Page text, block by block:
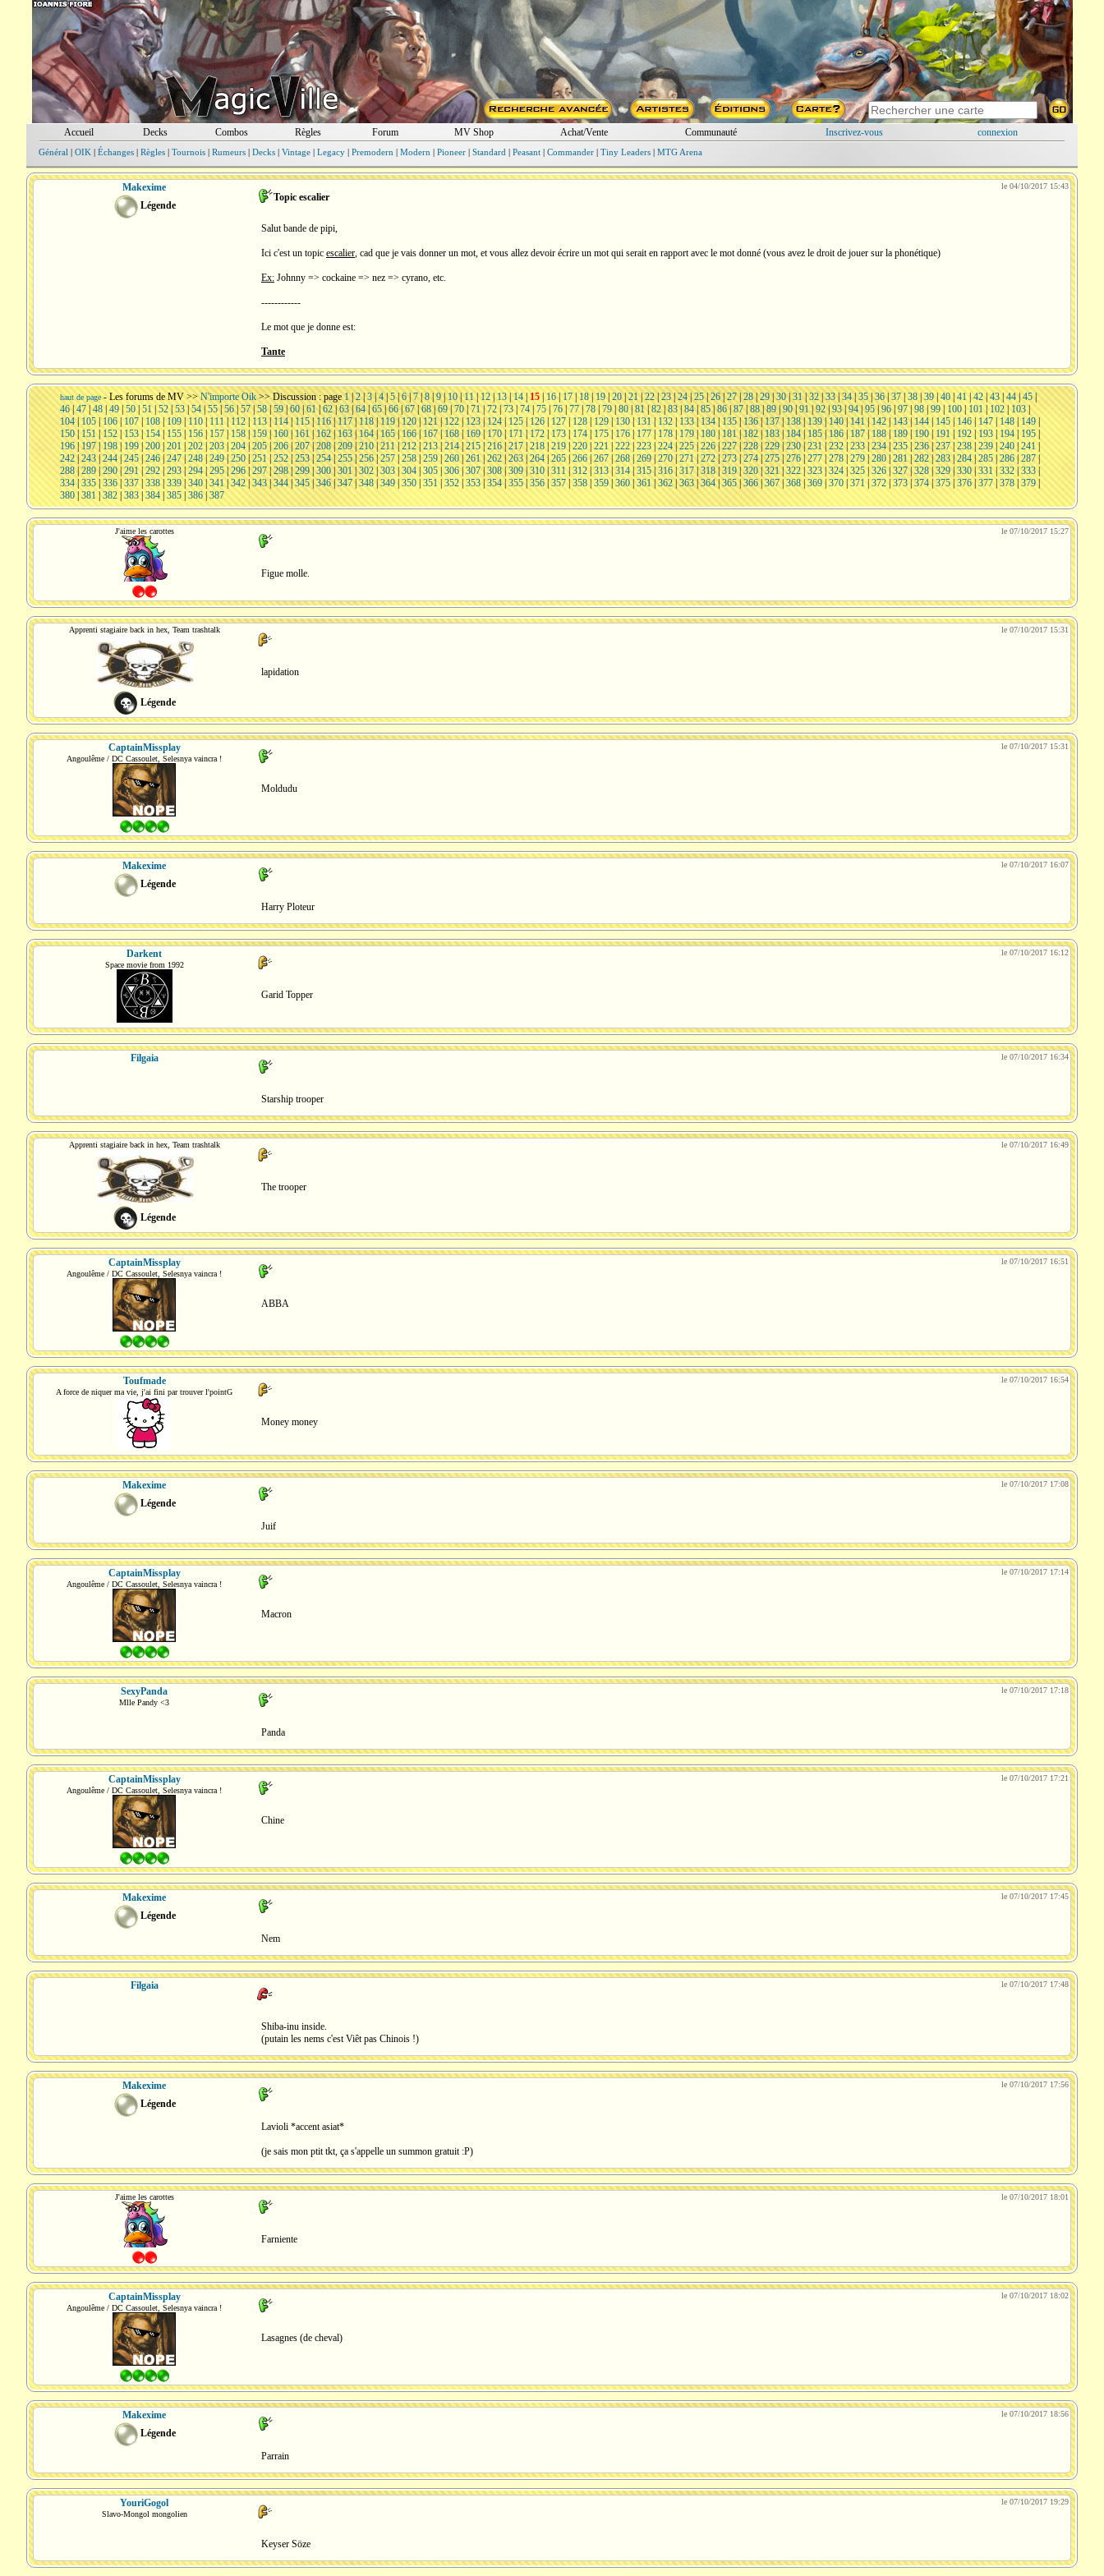
Accueil Decks Combos Règles Forum MV Shop Achat/Vente Communauté Inscrivez-vous connexion
Général | OIK | Échanges| Règles| Tournois| Rumeurs| Decks| Vintage| Legacy| Premodern | Modern | Pioneer| Standard | Peasant| Commander| Tiny Leaders| MTG Arena
Makexime
Légende
Topic escalier
le 04/10/2017 15:43
Salut bande de pipi,
Ici c'est un topic escalier, cad que je vais donner un mot, et vous allez devoir écrire un mot qui serait en rapport avec le mot donné (vous avez le droit de jouer sur la phonétique)
Ex: Johnny => cockaine => nez => cyrano, etc.
------------
Le mot que je donne est:
Tante
haut de page- Les forums de MV>> N'importe Oik>> Discussion : page 1|2|3|4|5|6|7| 8| 9|10|11| 12| 13|14| 15|16| 17| 18| 19|20| 21|22|23| 24|25|26|27|28|29|30| 31|32| 33|34| 35|36| 37| 38| 39|40| 41|42|43|44| 45|
46|47|48|49|50| 51|52|53|54|55|56|57|58|59|60|61| 62|63|64|65|66|67|68|69|70|71|72| 73|74| 75|76|77| 78| 79|80|81|82|83|84|85|86|87|88|89|90|91|92|93|94|95|96|97|98|99|100| 101|102| 103|
104| 105| 106| 107| 108| 109|110| 111| 112| 113| 114| 115| 116| 117|118| 119|120| 121| 122|123| 124| 125| 126| 127| 128| 129| 130|131|132| 133| 134| 135| 136| 137|138| 139|140| 141| 142| 143| 144| 145| 146| 147| 148| 149|
150| 151| 152| 153|154| 155| 156| 157| 158| 159| 160| 161|162| 163|164| 165|166| 167| 168| 169| 170| 171| 172| 173| 174| 175| 176| 177| 178| 179| 180| 181|182| 183|184| 185|186| 187| 188| 189|190|191| 192| 193| 194| 195|
196| 197| 198| 199| 200| 201| 202| 203| 204| 205| 206| 207|208|209|210|211|212|213| 214| 215| 216| 217| 218| 219| 220| 221| 222| 223| 224| 225| 226|227|228| 229| 230| 231|232|233| 234| 235|236|237| 238| 239| 240| 241|
242| 243|244|245|246| 247| 248| 249|250|251| 252|253|254|255|256| 257| 258|259| 260|261| 262| 263| 264| 265|266|267| 268| 269|270|271|272| 273|274|275|276|277|278| 279| 280|281|282|283| 284| 285|286| 287|
288|289|290| 291|292|293| 294| 295| 296|297| 298| 299|300| 301|302| 303| 304| 305| 306| 307| 308| 309| 310| 311|312|313| 314|315|316|317|318| 319|320|321|322| 323|324| 325| 326| 327| 328| 329| 330| 331|332|333|
334| 335|336| 337| 338| 339| 340|341| 342|343| 344| 345|346| 347|348| 349| 350| 351| 352| 353| 354| 355| 356| 357| 358| 359| 360| 361|362|363| 364| 365| 366| 367| 368| 369| 370| 371| 372| 373|374| 375| 376| 377| 378| 379|
380| 381| 382| 383| 384| 385| 386| 387
J'aime les carottes le 07/10/2017 15:27
Figue molle.
Apprenti stagiaire back in hex, Team trashtalk
Légende
le 07/10/2017 15:31
lapidation
CaptainMissplay
Angoulême / DC Cassoulet, Selesnya vaincra !
le 07/10/2017 15:31
Moldudu
Makexime
Légende
le 07/10/2017 16:07
Harry Ploteur
Darkent
Space movie from 1992
le 07/10/2017 16:12
Garid Topper
Filgaia le 07/10/2017 16:34
Starship trooper
Apprenti stagiaire back in hex, Team trashtalk
Légende
le 07/10/2017 16:49
The trooper
CaptainMissplay
Angoulême / DC Cassoulet, Selesnya vaincra !
le 07/10/2017 16:51
ABBA
Toufmade
A force de niquer ma vie, j'ai fini par trouver l'pointG
le 07/10/2017 16:54
Money money
Makexime
Légende
le 07/10/2017 17:08
Juif
CaptainMissplay
Angoulême / DC Cassoulet, Selesnya vaincra !
le 07/10/2017 17:14
Macron
SexyPanda
Mlle Pandy <3
le 07/10/2017 17:18
Panda
CaptainMissplay
Angoulême / DC Cassoulet, Selesnya vaincra !
le 07/10/2017 17:21
Chine
Makexime
Légende
le 07/10/2017 17:45
Nem
Filgaia le 07/10/2017 17:48
Shiba-inu inside.
(putain les nems c'est Viêt pas Chinois !)
Makexime
Légende
le 07/10/2017 17:56
Lavioli *accent asiat*
(je sais mon ptit tkt, ça s'appelle un summon gratuit :P)
J'aime les carottes le 07/10/2017 18:01
Farniente
CaptainMissplay
Angoulême / DC Cassoulet, Selesnya vaincra !
le 07/10/2017 18:02
Lasagnes (de cheval)
Makexime
Légende
le 07/10/2017 18:56
Parrain
YouriGogol
Slavo-Mongol mongolien
le 07/10/2017 19:29
Keyser Söze